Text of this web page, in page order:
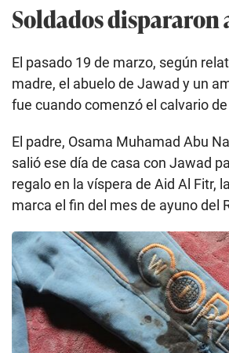
Soldados dispararon
El pasado 19 de marzo, según
madre, el abuelo de Jawad y un
fue cuando comenzó el calvario
El padre, Osama Muhamad Abu
salió ese día de casa con Jawad
regalo en la víspera de Aid Al Fitr,
marca el fin del mes de ayuno del